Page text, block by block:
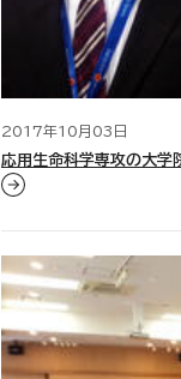
2017年10月03日
応用生命科学専攻の大